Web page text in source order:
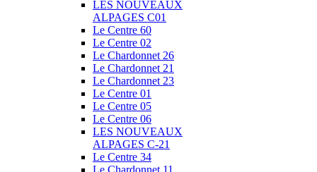
LES NOUVEAUX
ALPAGES C01
Le Centre 60
Le Centre 02
Le Chardonnet 26
Le Chardonnet 21
Le Chardonnet 23
Le Centre 01
Le Centre 05
Le Centre 06
LES NOUVEAUX
ALPAGES C-21
Le Centre 34
Le Chardonnet 11